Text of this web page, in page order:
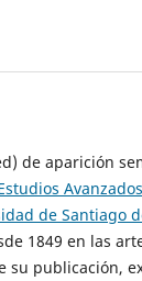
de aparición
de Santiago
1849 en las
su publicación,